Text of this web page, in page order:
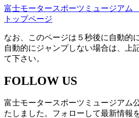
富士モータースポーツミュージアム
トップページ
なお、このページは５秒後に自動的
自動的にジャンプしない場合は、上
て下さい。
FOLLOW US
富士モータースポーツミュージアム
たしました。フォローして最新情報